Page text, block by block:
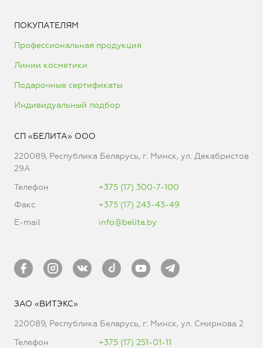
ПОКУПАТЕЛЯМ
Профессиональная продукция
Линии косметики
Подарочные сертификаты
Индивидуальный подбор
СП «БЕЛИТА» ООО
220089, Республика Беларусь, г. Минск, ул. Декабристов
29А
Телефон
+375 (17) 300-7-100
Факс
+375 (17) 243-43-49
E-mail
info@belita.by
ЗАО «ВИТЭКС»
220089, Республика Беларусь, г. Минск, ул. Смирнова 2
Телефон
+375 (17) 251-01-11